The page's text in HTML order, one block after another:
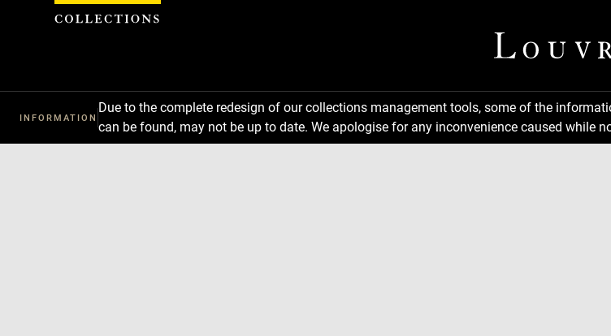
INFORMATION
Due to the complete redesign of our collections management tools, some of the
can be found, may not be up to date. We apologise for any inconvenience caused while
Cookies management panel